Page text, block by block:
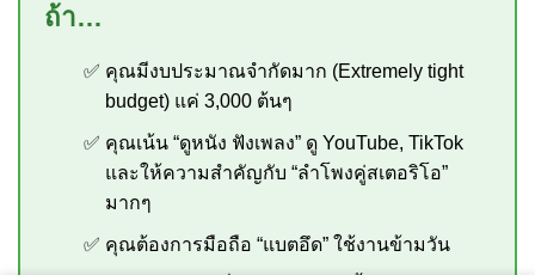
ถ้า…
คุณมีงบประมาณจำกัดมาก (Extremely tight
budget) แค่ 3,000 ต้นๆ
คุณเน้น “ดูหนัง ฟังเพลง” ดู YouTube, TikTok
และให้ความสำคัญกับ “ลำโพงคู่สเตอริโอ”
มากๆ
คุณต้องการมือถือ “แบตอึด” ใช้งานข้ามวัน